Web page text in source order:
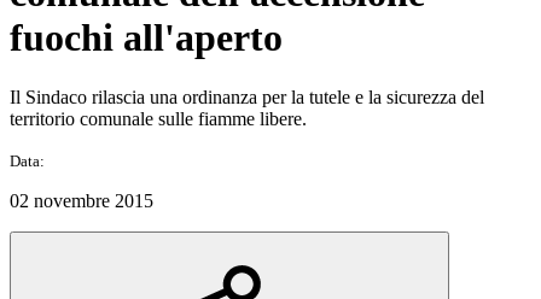
fuochi all'aperto
Il Sindaco rilascia una ordinanza per la tutele e la sicurezza del
territorio comunale sulle fiamme libere.
Data:
02 novembre 2015